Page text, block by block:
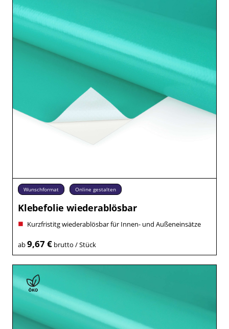
Wunschformat Online gestalten
Klebefolie wiederablösbar
Kurzfristitg wiederablösbar für Innen- und Außeneinsätze
ab9,67 €brutto / Stück